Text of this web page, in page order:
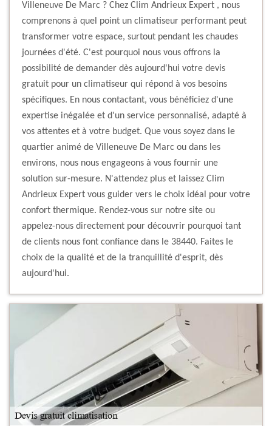
Villeneuve De Marc ? Chez Clim Andrieux Expert , nous
comprenons à quel point un climatiseur performant peut
transformer votre espace, surtout pendant les chaudes
journées d'été. C'est pourquoi nous vous offrons la
possibilité de demander dès aujourd'hui votre devis
gratuit pour un climatiseur qui répond à vos besoins
spécifiques. En nous contactant, vous bénéficiez d'une
expertise inégalée et d'un service personnalisé, adapté à
vos attentes et à votre budget. Que vous soyez dans le
quartier animé de Villeneuve De Marc ou dans les
environs, nous nous engageons à vous fournir une
solution sur-mesure. N'attendez plus et laissez Clim
Andrieux Expert vous guider vers le choix idéal pour votre
confort thermique. Rendez-vous sur notre site ou
appelez-nous directement pour découvrir pourquoi tant
de clients nous font confiance dans le 38440. Faites le
choix de la qualité et de la tranquillité d'esprit, dès
aujourd'hui.